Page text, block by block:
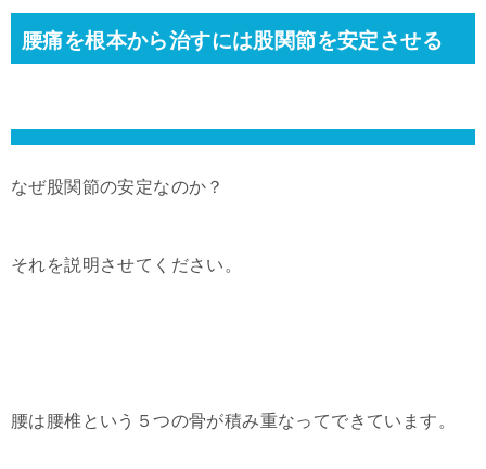
腰痛を根本から治すには股関節を安定させる
なぜ股関節の安定なのか？
それを説明させてください。
腰は腰椎という５つの骨が積み重なってできています。